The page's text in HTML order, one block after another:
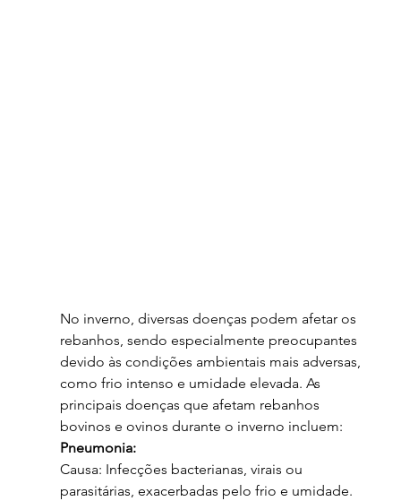
No inverno, diversas doenças podem afetar os
rebanhos, sendo especialmente preocupantes
devido às condições ambientais mais adversas,
como frio intenso e umidade elevada. As
principais doenças que afetam rebanhos
bovinos e ovinos durante o inverno incluem:
Pneumonia:
Causa: Infecções bacterianas, virais ou
parasitárias, exacerbadas pelo frio e umidade.